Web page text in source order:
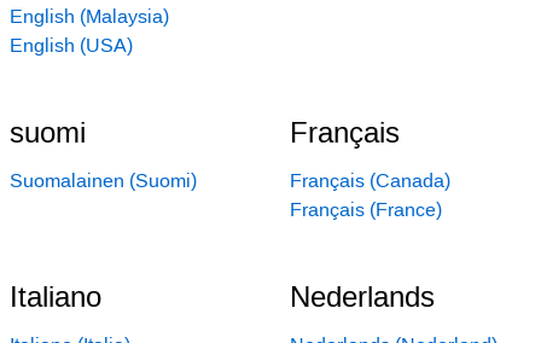
English (Malaysia)
English (USA)
suomi
Suomalainen (Suomi)
Français
Français (Canada)
Français (France)
Italiano Nederlands